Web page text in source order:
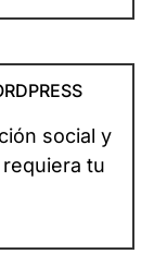
social y
tu